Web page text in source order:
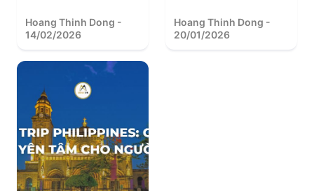
Hoang Thinh Dong -
14/02/2026
Hoang Thinh Dong -
20/01/2026